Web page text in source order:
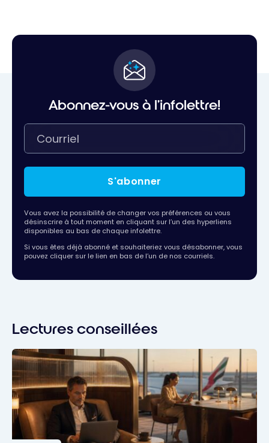
Abonnez-vous à l'infolettre!
S'abonner
Vous avez la possibilité de changer vos préférences ou vous
désinscrire à tout moment en cliquant sur l’un des hyperliens
disponibles au bas de chaque infolettre.
Si vous êtes déjà abonné et souhaiteriez vous désabonner, vous
pouvez cliquer sur le lien en bas de l’un de nos courriels.
Lectures conseillées